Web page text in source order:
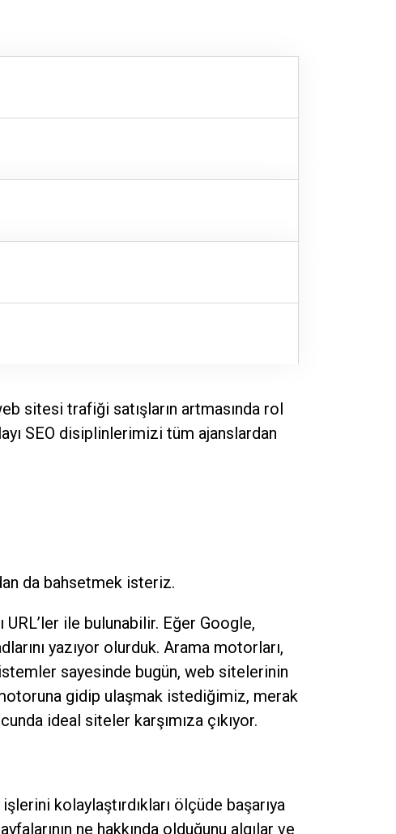
sitesi trafiği satışların artmasında rol
SEO disiplinlerimizi tüm ajanslardan
da bahsetmek isteriz.
ile bulunabilir. Eğer Google,
yazıyor olurduk. Arama motorları,
sayesinde bugün, web sitelerinin
gidip ulaşmak istediğimiz, merak
ideal siteler karşımıza çıkıyor.
kolaylaştırdıkları ölçüde başarıya
ne hakkında olduğunu algılar ve